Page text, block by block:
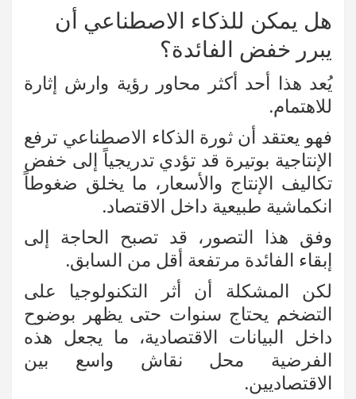
هل يمكن للذكاء الاصطناعي أن
يبرر خفض الفائدة؟
يُعد هذا أحد أكثر محاور رؤية وارش إثارة
للاهتمام.
فهو يعتقد أن ثورة الذكاء الاصطناعي ترفع
الإنتاجية بوتيرة قد تؤدي تدريجياً إلى خفض
تكاليف الإنتاج والأسعار، ما يخلق ضغوطاً
انكماشية طبيعية داخل الاقتصاد.
وفق هذا التصور، قد تصبح الحاجة إلى
إبقاء الفائدة مرتفعة أقل من السابق.
لكن المشكلة أن أثر التكنولوجيا على
التضخم يحتاج سنوات حتى يظهر بوضوح
داخل البيانات الاقتصادية، ما يجعل هذه
الفرضية محل نقاش واسع بين
الاقتصاديين.